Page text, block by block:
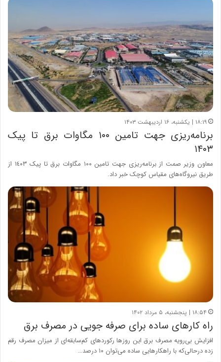
۱۸:۱۹ | یکشنبه، ۱۶ اردیبهشت ۱۴۰۳
برنامه‌ریزی جهت تامین ۱۰۰ مگاوات برق تا پیک
۱۴۰۳
معاون وزیر صمت از برنامه‌ریزی جهت تامین ۱۰۰ مگاوات برق تا پیک ١٤٠٣ از
طریق نیروگاه‌های مقیاس کوچک خبر داد.
۱۸:۵۴ | پنجشنبه، ۵ مرداد ۱۴۰۲
راه کارهای ساده برای صرفه جویی در مصرف برق
افزایش بی‌رویه مصرف برق این روزها رکوردهای کم‌سابقه‌ای از میزان مصرف رقم
زده درحالی‌که با راهکارهایی ساده می‌توان ۱۰ درصد…